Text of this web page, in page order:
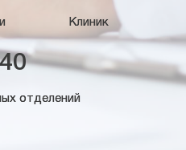
Клиник
отделений